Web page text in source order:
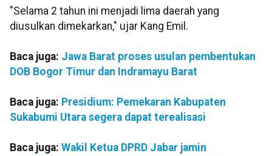
"Selama 2 tahun ini menjadi lima daerah yang
diusulkan dimekarkan," ujar Kang Emil.
Baca juga: Jawa Barat proses usulan pembentukan
DOB Bogor Timur dan Indramayu Barat
Baca juga: Presidium: Pemekaran Kabupaten
Sukabumi Utara segera dapat terealisasi
Baca juga: Wakil Ketua DPRD Jabar jamin